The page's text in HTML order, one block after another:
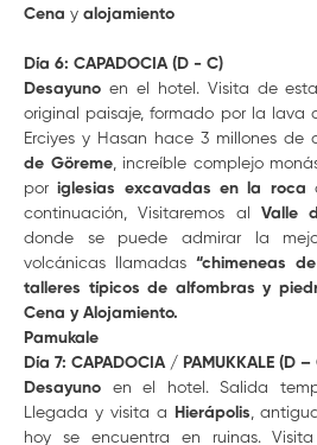
Cena y alojamiento
Día 6: CAPADOCIA (D - C)
Desayuno en el hotel. Visita de
original paisaje, formado por la lava
Erciyes y Hasan hace 3 millones de
de Göreme, increíble complejo
poriglesias excavadas en la roca
continuación, Visitaremos al Valle
donde se puede admirar la
volcánicas llamadas “chimeneas
talleres típicos de alfombras y
Cena y Alojamiento.
Pamukale
Día 7: CAPADOCIA / PAMUKKALE (D –
Desayuno en el hotel. Salida
Llegada y visita a
Hierápolis,
hoy se encuentra en ruinas.